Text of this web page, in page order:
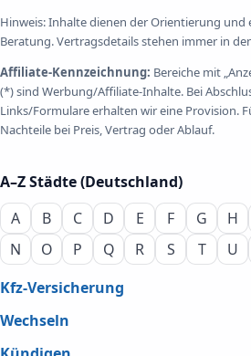
Hinweis: Inhalte dienen der Orientierung und
Beratung. Vertragsdetails stehen immer in
Affiliate-Kennzeichnung: Bereiche mit
(*) sind Werbung/Affiliate-Inhalte. Bei
Links/Formulare erhalten wir eine Provision.
Nachteile bei Preis, Vertrag oder Ablauf.
A–Z Städte (Deutschland)
A
B C D E F G H
N
O P Q R S T U
Kfz-Versicherung
Wechseln